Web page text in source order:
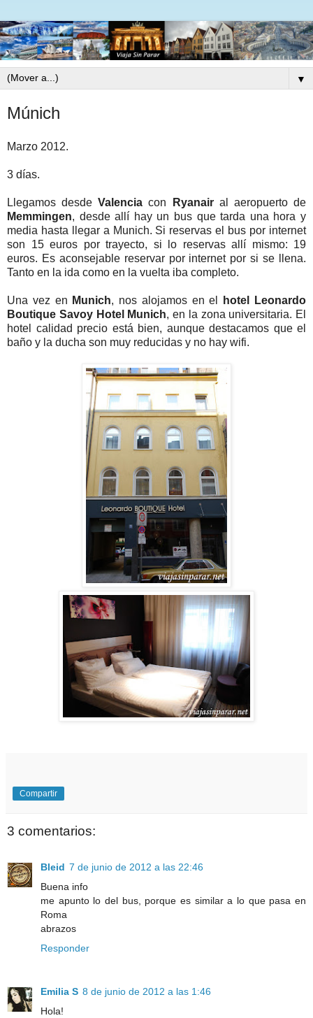
▼
Múnich
Marzo 2012.
3 días.
Llegamos desdeValencia con Ryanairal aeropuerto de
Memmingen, desde allí hay un bus que tarda una hora y
media hasta llegar a Munich. Si reservas el bus por internet
son 15 euros por trayecto, si lo reservas allí mismo: 19
euros. Es aconsejable reservar por internet por si se llena.
Tanto en la ida como en la vuelta iba completo.
Una vez en Munich, nos alojamos en el
hotel Leonardo
Boutique Savoy Hotel Munich, en la zona universitaria. El
hotel calidad precio está bien, aunque destacamos que el
baño y la ducha son muy reducidas y no hay wifi.
Compartir
3 comentarios:
Bleid 7 de junio de 2012 a las 22:46
Buena info
me apunto lo del bus, porque es similar a lo que pasa en
Roma
abrazos
Responder
Emilia S 8 de junio de 2012 a las 1:46
Hola!